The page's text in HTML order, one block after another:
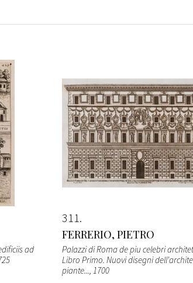
ad
311
FERRERIO, PIETRO
Palazzi di Roma de piu celebri
Libro Primo. Nuovi disegni
piante..., 1700